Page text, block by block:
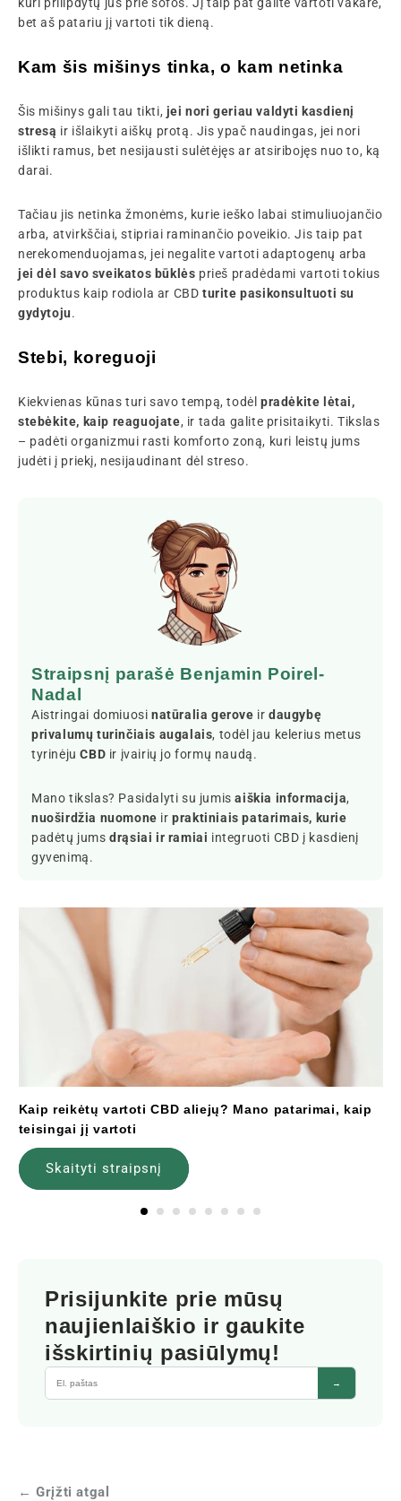
bet aš patariu jį vartoti tik dieną.
Kam šis mišinys tinka, o kam netinka
Šis mišinys gali tau tikti, jei nori geriau valdyti kasdienį
stresą ir išlaikyti aiškų protą. Jis ypač naudingas, jei nori
išlikti ramus, bet nesijausti sulėtėjęs ar atsiribojęs nuo to, ką
darai.
Tačiau jis netinka žmonėms, kurie ieško labai stimuliuojančio
arba, atvirkščiai, stipriai raminančio poveikio. Jis taip pat
nerekomenduojamas, jei negalite vartoti adaptogenų arba
jei dėl savo sveikatos būklės prieš pradėdami vartoti tokius
produktus kaip rodiola ar CBDturite pasikonsultuoti su
gydytoju.
Stebi, koreguoji
Kiekvienas kūnas turi savo tempą, todėlpradėkite lėtai,
stebėkite, kaip reaguojate, ir tada galite prisitaikyti. Tikslas
– padėti organizmui rasti komforto zoną, kuri leistų jums
judėti į priekį, nesijaudinant dėl streso.
Straipsnį parašė Benjamin Poirel-
Nadal
Aistringai domiuosi natūralia gerove irdaugybę
privalumų turinčiais augalais, todėl jau kelerius metus
tyrinėjuCBD ir įvairių jo formų naudą.
Mano tikslas? Pasidalyti su jumisaiškia informacija,
nuoširdžia nuomone irpraktiniais patarimais, kurie
padėtų jumsdrąsiai ir ramiai integruoti CBD į kasdienį
gyvenimą.
Kaip reikėtų vartoti CBD aliejų? Mano patarimai, kaip
teisingai jį vartoti
Skaityti straipsnį
Prisijunkite prie mūsų
naujienlaiškio ir gaukite
išskirtinių pasiūlymų!
→
← Grįžti atgal